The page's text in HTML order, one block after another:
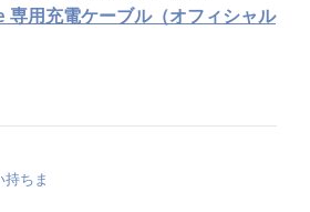
専用充電ケーブル（オフィシャル
ちま